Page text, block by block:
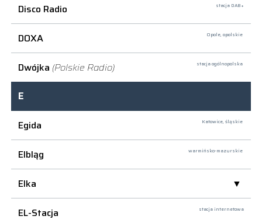
Disco Radio stacja DAB+
DOXA Opole, opolskie
Dwójka (Polskie Radio) stacja ogólnopolska
E
Egida
Katowice, śląskie
Elbląg warmińsko-mazurskie
Elka
EL-Stacja
stacja internetowa